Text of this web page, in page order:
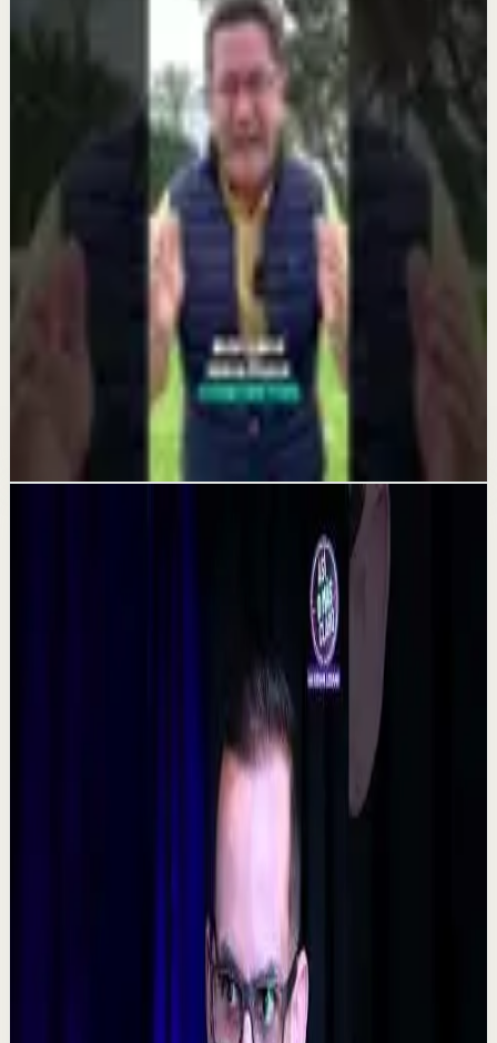
Reset rápido
Cree en ti - Dr. Camilo Cruz
Reset rápido
¡La mente es poderosa! Sigue este consejo del
Dr. Camilo Cruz
Reset rápido
¿Sabías que no tener metas claras te estanca?
La consecuencia de una falta de desconexión.
#tevasamorir #huracandreyfus #diegodreyfus
Video estándar